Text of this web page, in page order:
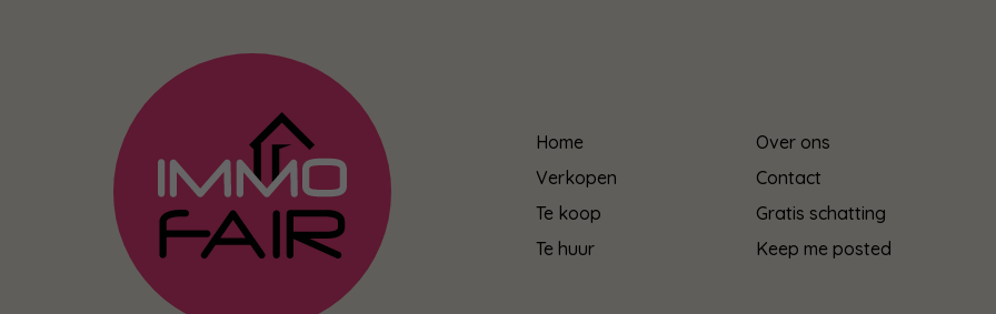
Home
Verkopen
Te koop
Te huur
Over ons
Contact
Gratis schatting
Keep me posted